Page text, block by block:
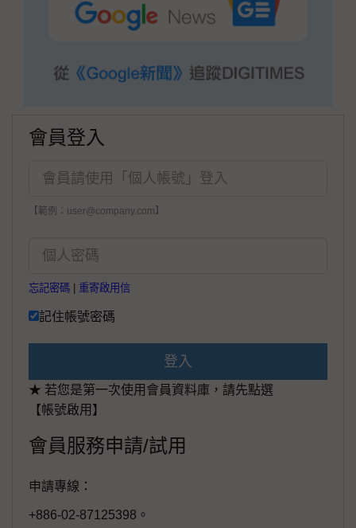
會員登入
【範例：user@company.com】
忘記密碼 重寄啟用信
記住帳號密碼
登入
★ 若您是第一次使用會員資料庫，請先點選
【帳號啟用】
會員服務申請/試用
申請專線：
+886-02-87125398。